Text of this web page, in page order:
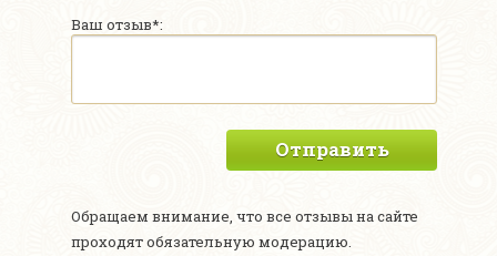
Ваш отзыв*:
Отправить
Обращаем внимание, что все отзывы на сайте
проходят обязательную модерацию.